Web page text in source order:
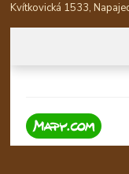
Kvítkovická 1533,